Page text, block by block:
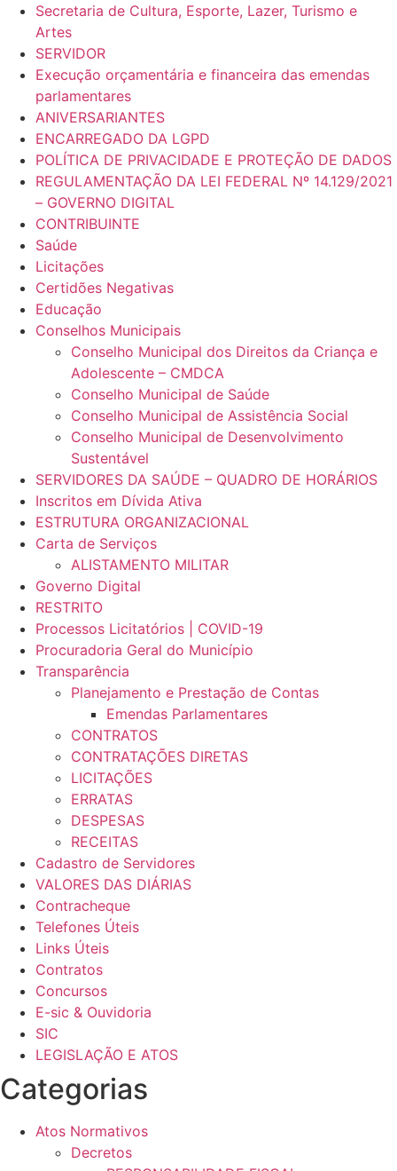
Secretaria de Cultura, Esporte, Lazer, Turismo e
Artes
SERVIDOR
Execução orçamentária e financeira das emendas
parlamentares
ANIVERSARIANTES
ENCARREGADO DA LGPD
POLÍTICA DE PRIVACIDADE E PROTEÇÃO DE DADOS
REGULAMENTAÇÃO DA LEI FEDERAL Nº 14.129/2021
– GOVERNO DIGITAL
CONTRIBUINTE
Saúde
Licitações
Certidões Negativas
Educação
Conselhos Municipais
Conselho Municipal dos Direitos da Criança e
Adolescente – CMDCA
Conselho Municipal de Saúde
Conselho Municipal de Assistência Social
Conselho Municipal de Desenvolvimento
Sustentável
SERVIDORES DA SAÚDE – QUADRO DE HORÁRIOS
Inscritos em Dívida Ativa
ESTRUTURA ORGANIZACIONAL
Carta de Serviços
ALISTAMENTO MILITAR
Governo Digital
RESTRITO
Processos Licitatórios | COVID-19
Procuradoria Geral do Município
Transparência
Planejamento e Prestação de Contas
Emendas Parlamentares
CONTRATOS
CONTRATAÇÕES DIRETAS
LICITAÇÕES
ERRATAS
DESPESAS
RECEITAS
Cadastro de Servidores
VALORES DAS DIÁRIAS
Contracheque
Telefones Úteis
Links Úteis
Contratos
Concursos
E-sic & Ouvidoria
SIC
LEGISLAÇÃO E ATOS
Categorias
Atos Normativos
Decretos